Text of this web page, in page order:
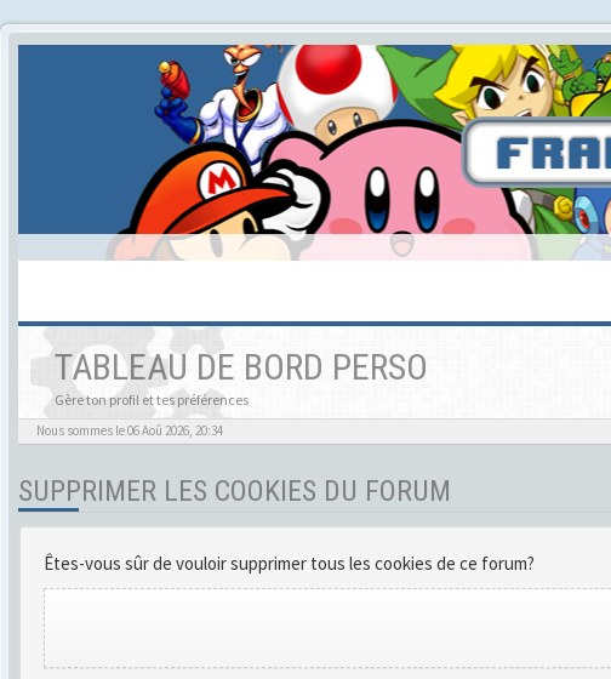
TABLEAU DE BORD PERSO
Gère ton profil et tes préférences
Nous sommes le 06 Aoû 2026, 20:34
SUPPRIMER LES COOKIES DU FORUM
Êtes-vous sûr de vouloir supprimer tous les cookies de ce forum?